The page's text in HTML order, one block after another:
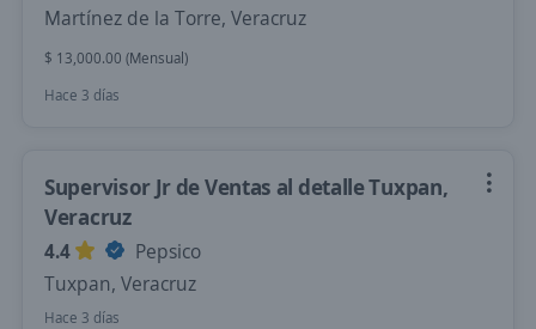
Martínez de la Torre, Veracruz
$ 13,000.00 (Mensual)
Hace 3 días
Supervisor Jr de Ventas al detalle Tuxpan,
Veracruz
4.4
Pepsico
Tuxpan, Veracruz
Hace 3 días